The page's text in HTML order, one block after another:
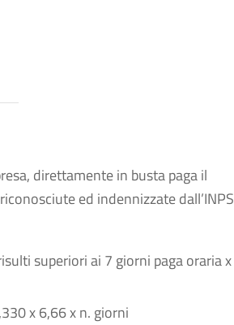
direttamente in busta paga il
ed indennizzate dall’INPS
superiori ai 7 giorni paga oraria x
x 6,66 x n. giorni